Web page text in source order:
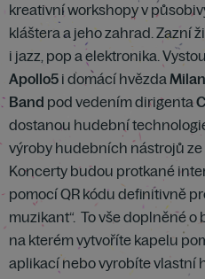
kreativní workshopy v
kláštera a jeho zahrad. Zazní
i jazz, pop a elektronika.
Apollo5 i domácí hvězda
Band pod vedením dirigenta
dostanou hudební
výroby hudebních nástrojů
Koncerty budou protkané
pomocí QR kódu definitivně
muzikant“. To vše doplněné
na kterém vytvoříte kapelu
aplikací nebo vyrobíte vlastní